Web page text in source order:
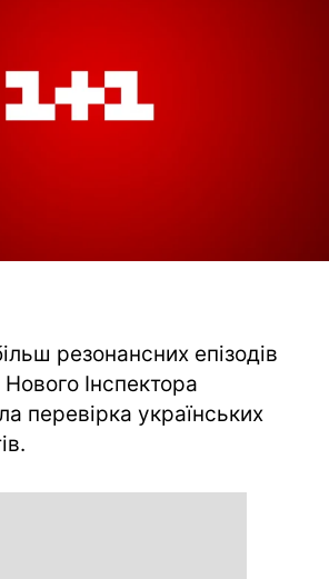
резонансних епізодів
Інспектора
перевірка українських